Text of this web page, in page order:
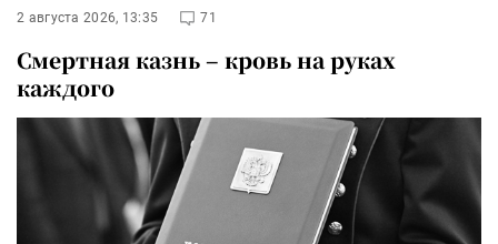
2 августа 2026, 13:35 71
Смертная казнь – кровь на руках
каждого